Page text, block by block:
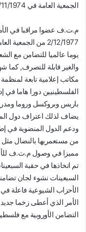
الجمعية العامة في 22/11/1974 بقبول
م.ت.ف عضوا مراقبا في
2/12/1977 من
يوما عالميا للتضامن مع
والغير قابلة للتصرف, كما
مكاتب إعلامية تابعة
الفلسطينيين دورا هاما في
باريس وبروكسل وروما
يضاف لذلك اعتراف دول
ودعم الدول المنضوية في
من مستعمريها بالنضال مثل
مميزا في وصول م.ت.ف
تم اتخاذها في حقبة
السبعينات نشوء لجان
الأحزاب الشيوعية فاعلة
الأمر الذي أعطى زخما
التضامن الأوروبية مع